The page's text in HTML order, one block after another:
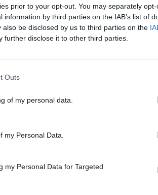
prior to your opt-out. You may separately
by third parties on the IAB’s list of
be disclosed by us to third parties on the
further disclose it to other third parties.
Outs
of my personal data.
my Personal Data.
my Personal Data for Targeted
πλάσαρε ψύχραιμα τον